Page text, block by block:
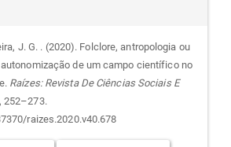
J. G. . (2020). Folclore, antropologia ou
de um campo científico no
Raízes: Revista De Ciências Sociais E
252–273.
raizes.2020.v40.678